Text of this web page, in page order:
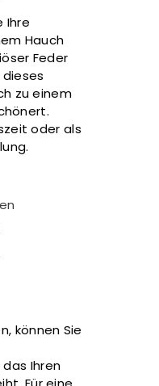
Ihre
Hauch
Feder
zu einem
oder als
können Sie
Ihren